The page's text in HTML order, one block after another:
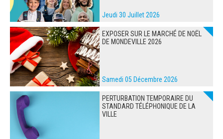
Jeudi 30 Juillet 2026
EXPOSER SUR LE MARCHÉ DE NOËL
DE MONDEVILLE 2026
Samedi 05 Décembre 2026
PERTURBATION TEMPORAIRE DU
STANDARD TÉLÉPHONIQUE DE LA
VILLE